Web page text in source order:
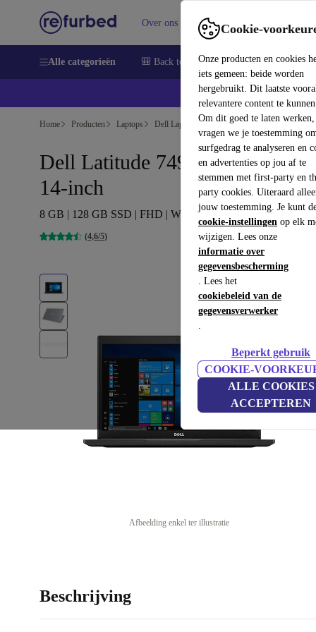
Cookie-
Onze producten en cookies
iets gemeen: beide worden
hergebruikt. Dit laatste
relevantere content te
Om dit goed te laten werken,
vragen we je toestemming
surfgedrag te analyseren en
en advertenties op jou af te
stemmen met first-party en
party cookies. Uiteraard
jouw toestemming. Je kunt
cookie-instellingen op elk
wijzigen. Lees onze
informatie over
gegevensbescherming
. Lees het
cookiebeleid van de
gegevensverwerker
.
Beperkt gebruik
COOKIE-
ALLE COOKIES
ACCEPTEREN
Over ons Verkopen Support
Alle categorieën 🎒 Back to school Smartphones
Home Producten Laptops Dell Laptops
Dell Latitude 7490 | i5-8350U |
14-inch
8 GB | 128 GB SSD | FHD | Win 11 Pro | SE
(4,6/5)
Afbeelding enkel ter illustratie
Beschrijving